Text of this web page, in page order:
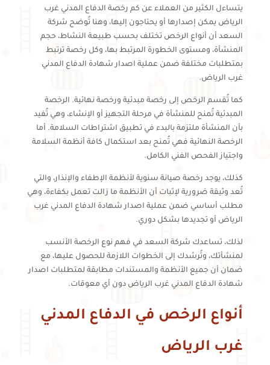
يتساءل الكثير من العملاء عن كم رخصة الدفاع المدني غرب
الرياض يمكن إصدارها أو يحتاجون إليها، وهنا تُوضح شركة
السعد أن أنواع الرخص تختلف بحسب طبيعة النشاط، حجم
المنشأة، ومستوى الخطورة المرتبط بها، وكل رخصة ترتبط
بمتطلبات مختلفة ضمن عملية اصدار شهادة الدفاع المدني
غرب الرياض.
كما تُقسم الرخص إلى رخصة مبدئية ورخصة نهائية. الرخصة
المبدئية تُمنح للمنشأة في مرحلة التجهيز أو الإنشاء، وهي تُفيد
بأن المنشأة ملتزمة بالبدء في تطبيق اشتراطات السلامة. أما
الرخصة النهائية فهي تُمنح بعد استكمال كافة أنظمة السلامة
واجتياز الفحص الفني الكامل.
كذلك، يوجد رخصة صيانة سنوية لأنظمة الإطفاء والإنذار، والتي
تُعد وثيقة ضرورية لإثبات أن الأنظمة ما زالت تعمل بكفاءة، وهي
مطلب أساسي ضمن عملية اصدار شهادة الدفاع المدني غرب
الرياض أو تجديدها بشكل دوري.
لذلك، تساعدك شركة السعد في فهم نوع الرخصة الأنسب
لمنشأتك، وتُرشدك إلى الخطوات اللازمة للحصول عليها، مع
ضمان أن جميع الأنظمة والمستندات مطابقة لمتطلبات اصدار
شهادة الدفاع المدني غرب الرياض دون أي معوقات.
أنواع الرخص في الدفاع المدني
غرب الرياض